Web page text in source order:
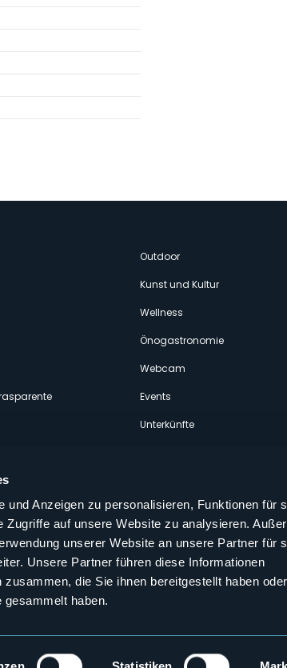
und Anzeigen zu personalisieren, Funktionen für
Zugriffe auf unsere Website zu analysieren.
unserer Website an unsere Partner für
Unsere Partner führen diese Informationen
die Sie ihnen bereitgestellt haben
haben.
Outdoor
Kunst und Kultur
Wellness
Önogastronomie
Webcam
Events
Unterkünfte
Folgen Sie uns auf unseren